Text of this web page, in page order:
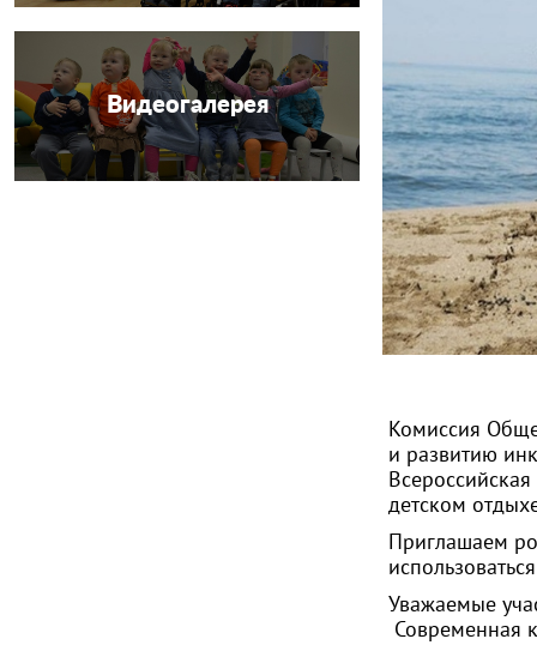
Видеогалерея
Комиссия
и развитию
детском
Приглашаем
Уважаемые
Современная